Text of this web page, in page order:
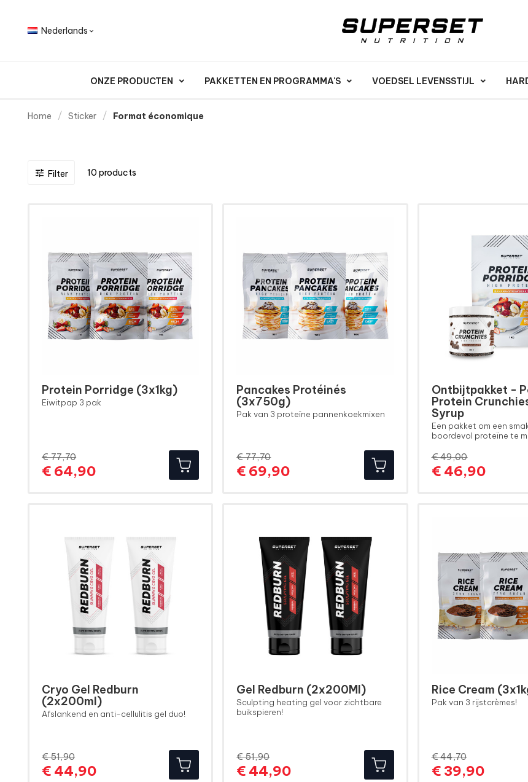
Nederlands 
ONZE PRODUCTEN PAKKETTEN EN PROGRAMMA'S VOEDSEL LEVENSSTIJL
Home Sticker Format économique
 Filter 10 products
Protein Porridge (3x1kg)
Eiwitpap 3 pak
€ 77,70
€ 64,90Normale
Prijs
Pancakes Protéinés
(3x750g)
Pak van 3 proteïne pannenkoekmixen
€ 77,70
€ 69,90Normale
Prijs
Ontbijtpakket -
Protein
Syrup
Een pakket om een
boordevol proteïne te
€ 49,00
€ 46,90Normale
Prijs
Cryo Gel Redburn
(2x200ml)
Afslankend en anti-cellulitis gel duo!
€ 51,90
€ 44,90Normale
Prijs
Gel Redburn (2x200Ml)
Sculpting heating gel voor zichtbare
buikspieren!
€ 51,90
€ 44,90Normale
Prijs
Rice Cream
Pak van 3 rijstcrèmes!
€ 44,70
€ 39,90Normale
Prijs